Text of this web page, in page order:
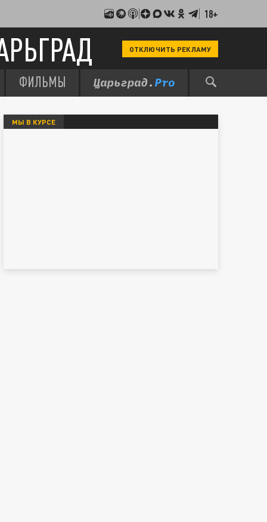
18+
ОТКЛЮЧИТЬ РЕКЛАМУ
ФИЛЬМЫ
МЫ В КУРСЕ